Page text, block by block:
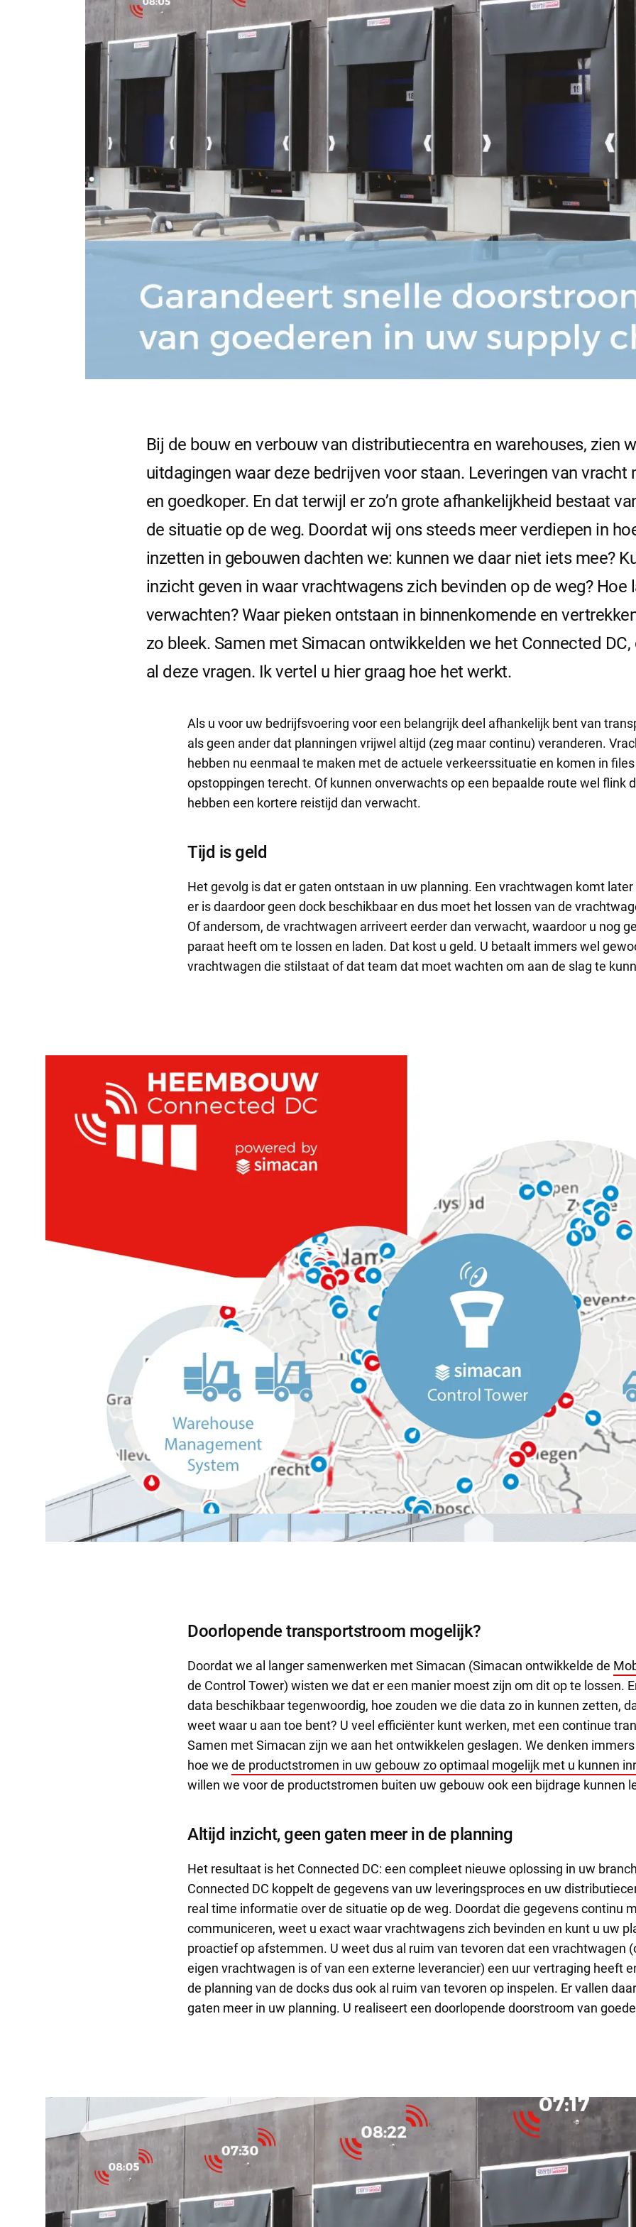
Bij de bouw en verbouw van distributiecentra en warehouses, zien
uitdagingen waar deze bedrijven voor staan. Leveringen van vracht
en goedkoper. En dat terwijl er zo’n grote afhankelijkheid bestaat
de situatie op de weg. Doordat wij ons steeds meer verdiepen in
inzetten in gebouwen dachten we: kunnen we daar niet iets mee?
inzicht geven in waar vrachtwagens zich bevinden op de weg? Hoe
verwachten? Waar pieken ontstaan in binnenkomende en
zo bleek. Samen met Simacan ontwikkelden we het Connected
al deze vragen. Ik vertel u hier graag hoe het werkt.
Als u voor uw bedrijfsvoering voor een belangrijk deel afhankelijk bent van
als geen ander dat planningen vrijwel altijd (zeg maar continu) veranderen.
hebben nu eenmaal te maken met de actuele verkeerssituatie en komen in
opstoppingen terecht. Of kunnen onverwachts op een bepaalde route wel flink
hebben een kortere reistijd dan verwacht.
Tijd is geld
Het gevolg is dat er gaten ontstaan in uw planning. Een vrachtwagen komt
er is daardoor geen dock beschikbaar en dus moet het lossen van de
Of andersom, de vrachtwagen arriveert eerder dan verwacht, waardoor u nog
paraat heeft om te lossen en laden. Dat kost u geld. U betaalt immers wel
vrachtwagen die stilstaat of dat team dat moet wachten om aan de slag te
Doorlopende transportstroom mogelijk?
Doordat we al langer samenwerken met Simacan (Simacan ontwikkelde de
de Control Tower) wisten we dat er een manier moest zijn om dit op te lossen.
data beschikbaar tegenwoordig, hoe zouden we die data zo in kunnen zetten,
weet waar u aan toe bent? U veel efficiënter kunt werken, met een continue
Samen met Simacan zijn we aan het ontwikkelen geslagen. We denken
hoe we de productstromen in uw gebouw zo optimaal mogelijk met u kunnen
willen we voor de productstromen buiten uw gebouw ook een bijdrage kunnen
Altijd inzicht, geen gaten meer in de planning
Het resultaat is het Connected DC: een compleet nieuwe oplossing in uw
Connected DC koppelt de gegevens van uw leveringsproces en uw
real time informatie over de situatie op de weg. Doordat die gegevens continu
communiceren, weet u exact waar vrachtwagens zich bevinden en kunt u uw
proactief op afstemmen. U weet dus al ruim van tevoren dat een vrachtwagen
eigen vrachtwagen is of van een externe leverancier) een uur vertraging heeft
de planning van de docks dus ook al ruim van tevoren op inspelen. Er vallen
gaten meer in uw planning. U realiseert een doorlopende doorstroom van